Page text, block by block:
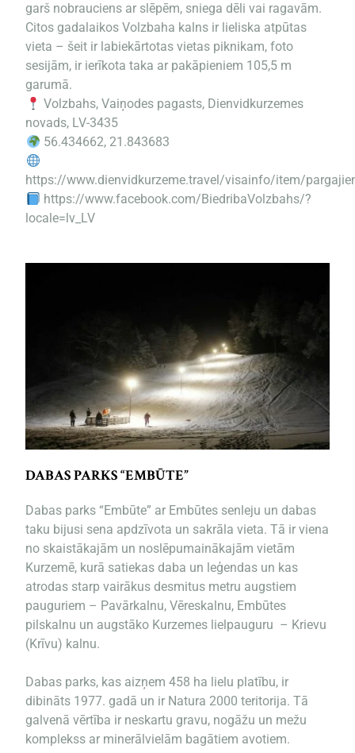
garš nobrauciens ar slēpēm, sniega dēli vai ragavām.
Citos gadalaikos Volzbaha kalns ir lieliska atpūtas
vieta – šeit ir labiekārtotas vietas piknikam, foto
sesijām, ir ierīkota taka ar pakāpieniem 105,5 m
garumā.
Volzbahs, Vaiņodes pagasts, Dienvidkurzemes
novads, LV-3435
56.434662, 21.843683
https://www.dienvidkurzeme.travel/visainfo/item/
https://www.facebook.com/BiedribaVolzbahs/?
locale=lv_LV
DABAS PARKS “EMBŪTE”
Dabas parks “Embūte” ar Embūtes senleju un dabas
taku bijusi sena apdzīvota un sakrāla vieta. Tā ir viena
no skaistākajām un noslēpumainākajām vietām
Kurzemē, kurā satiekas daba un leģendas un kas
atrodas starp vairākus desmitus metru augstiem
pauguriem – Pavārkalnu, Vēreskalnu, Embūtes
pilskalnu un augstāko Kurzemes lielpauguru – Krievu
(Krīvu) kalnu.
Dabas parks, kas aizņem 458 ha lielu platību, ir
dibināts 1977. gadā un ir Natura 2000 teritorija. Tā
galvenā vērtība ir neskartu gravu, nogāžu un mežu
komplekss ar minerālvielām bagātiem avotiem.